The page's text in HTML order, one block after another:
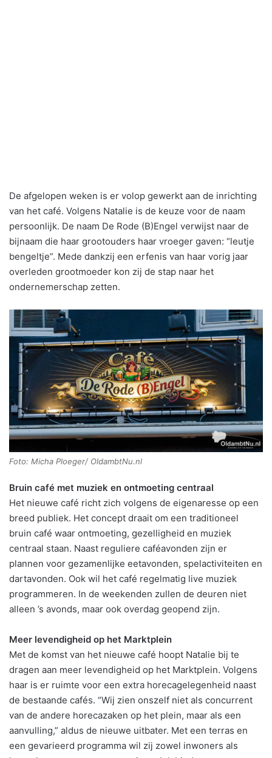
De afgelopen weken is er volop gewerkt aan de inrichting
van het café. Volgens Natalie is de keuze voor de naam
persoonlijk. De naam De Rode (B)Engel verwijst naar de
bijnaam die haar grootouders haar vroeger gaven: “leutje
bengeltje”. Mede dankzij een erfenis van haar vorig jaar
overleden grootmoeder kon zij de stap naar het
ondernemerschap zetten.
Foto: Micha Ploeger/ OldambtNu.nl
Bruin café met muziek en ontmoeting centraal
Het nieuwe café richt zich volgens de eigenaresse op een
breed publiek. Het concept draait om een traditioneel
bruin café waar ontmoeting, gezelligheid en muziek
centraal staan. Naast reguliere caféavonden zijn er
plannen voor gezamenlijke eetavonden, spelactiviteiten en
dartavonden. Ook wil het café regelmatig live muziek
programmeren. In de weekenden zullen de deuren niet
alleen ’s avonds, maar ook overdag geopend zijn.
Meer levendigheid op het Marktplein
Met de komst van het nieuwe café hoopt Natalie bij te
dragen aan meer levendigheid op het Marktplein. Volgens
haar is er ruimte voor een extra horecagelegenheid naast
de bestaande cafés. “Wij zien onszelf niet als concurrent
van de andere horecazaken op het plein, maar als een
aanvulling,” aldus de nieuwe uitbater. Met een terras en
een gevarieerd programma wil zij zowel inwoners als